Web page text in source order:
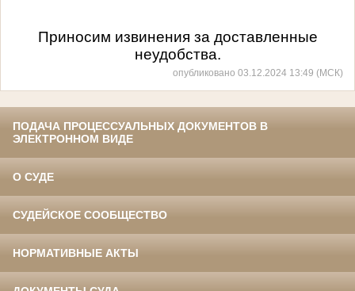
Приносим извинения за доставленные
неудобства.
опубликовано 03.12.2024 13:49 (МСК)
ПОДАЧА ПРОЦЕССУАЛЬНЫХ ДОКУМЕНТОВ В
ЭЛЕКТРОННОМ ВИДЕ
О СУДЕ
СУДЕЙСКОЕ СООБЩЕСТВО
НОРМАТИВНЫЕ АКТЫ